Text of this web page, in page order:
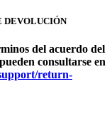
DEVOLUCIÓN
del acuerdo del
consultarse en
return-